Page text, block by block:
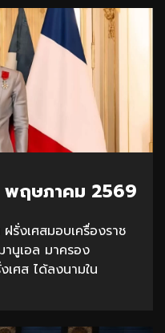
พฤษภาคม 2569
รั่งเศสมอบเครื่องราช
นูเอล มาครอง
เศส ได้ลงนามใน